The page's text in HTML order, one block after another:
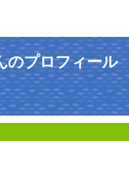
のプロフィール